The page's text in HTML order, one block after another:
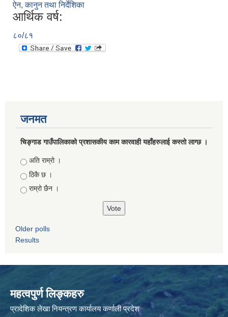
ऐन, कानुन तथा निर्देशिका
आर्थिक वर्ष:
८०/८१
जनमत
चिङ्गाड गाउँपालिकाको प्रशासकीय काम कारवाही यहाँहरुलाई कस्तो लाग्छ ।
Choices
अति राम्रो ।
ठिकै छ ।
राम्रो छैन ।
Older polls
Results
महत्वपुर्ण लिङ्कहरु
प्रादेशिक लेखा नियन्त्रण कार्यालय कर्णाली प्रदेश